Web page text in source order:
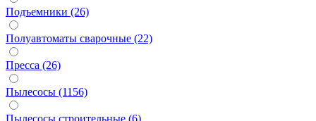
Подъемники (26)
Полуавтоматы сварочные (22)
Пресса (26)
Пылесосы (1156)
Пылесосы строительные (6)